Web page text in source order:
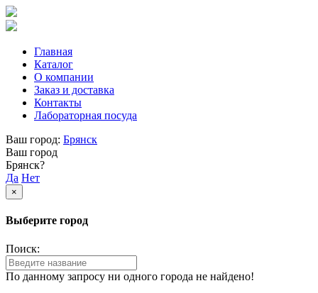
Главная
Каталог
О компании
Заказ и доставка
Контакты
Лабораторная посуда
Ваш город: Брянск
Ваш город
Брянск?
Да Нет
×
Выберите город
Поиск:
По данному запросу ни одного города не найдено!